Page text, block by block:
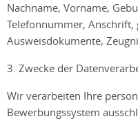
Nachname, Vorname,
Telefonnummer,
Ausweisdokumente,
3. Zwecke der
Wir verarbeiten Ihre
Bewerbungssystem